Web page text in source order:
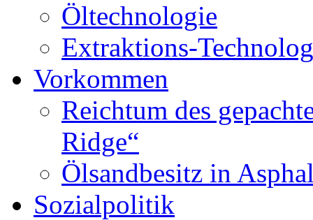
Öltechnologie
Extraktions-
Vorkommen
Reichtum des
Ridge“
Ölsandbesitz in
Sozialpolitik